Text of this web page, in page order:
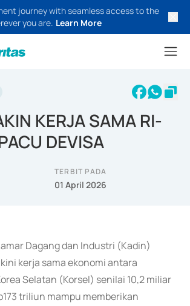
journey with seamless access to the
you are. Learn More
KERJA SAMA RI-
DEVISA
TERBIT PADA
01 April 2026
Dagang dan Industri (Kadin)
kerja sama ekonomi antara
Selatan (Korsel) senilai 10,2 miliar
triliun mampu memberikan